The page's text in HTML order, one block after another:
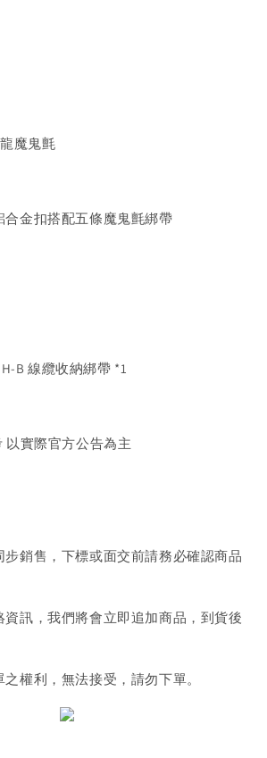
魔鬼氈
合金扣搭配五條魔鬼氈綁帶
B 線纜收納綁帶 *1
以實際官方公告為主
銷售，下標或面交前請務必確認商品
訊，我們將會立即追加商品，到貨後
權利，無法接受，請勿下單。